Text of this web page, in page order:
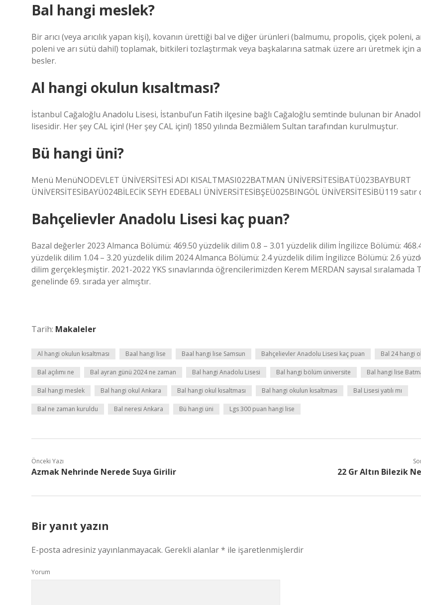
Bal hangi meslek?
Bir arıcı (veya arıcılık yapan kişi), kovanın ürettiği bal ve diğer ürünleri (balmumu, propolis, çiçek poleni,
poleni ve arı sütü dahil) toplamak, bitkileri tozlaştırmak veya başkalarına satmak üzere arı üretmek için
besler.
Al hangi okulun kısaltması?
İstanbul Cağaloğlu Anadolu Lisesi, İstanbul’un Fatih ilçesine bağlı Cağaloğlu semtinde bulunan bir
lisesidir. Her şey CAL için! (Her şey CAL için!) 1850 yılında Bezmiâlem Sultan tarafından kurulmuştur.
Bü hangi üni?
Menü MenüNODEVLET ÜNİVERSİTESİ ADI KISALTMASI022BATMAN ÜNİVERSİTESİBATÜ023BAYBURT
ÜNİVERSİTESİBAYÜ024BİLECİK SEYH EDEBALI ÜNİVERSİTESİBŞEÜ025BINGÖL ÜNİVERSİTESİBÜ119 satır
Bahçelievler Anadolu Lisesi kaç puan?
Bazal değerler 2023 Almanca Bölümü: 469.50 yüzdelik dilim 0.8 – 3.01 yüzdelik dilim İngilizce Bölümü:
yüzdelik dilim 1.04 – 3.20 yüzdelik dilim 2024 Almanca Bölümü: 2.4 yüzdelik dilim İngilizce Bölümü: 2.6
dilim gerçekleşmiştir. 2021-2022 YKS sınavlarında öğrencilerimizden Kerem MERDAN sayısal sıralamada
genelinde 69. sırada yer almıştır.
Tarih: Makaleler
Al hangi okulun kısaltması Baal hangi lise Baal hangi lise Samsun Bahçelievler Anadolu Lisesi kaç puan Bal 24 hangi
Bal açılımı ne Bal ayran günü 2024 ne zaman Bal hangi Anadolu Lisesi Bal hangi bölüm üniversite Bal hangi lise
Bal hangi meslek Bal hangi okul Ankara Bal hangi okul kısaltması Bal hangi okulun kısaltması Bal Lisesi yatılı mı
Bal ne zaman kuruldu Bal neresi Ankara Bü hangi üni Lgs 300 puan hangi lise
Önceki Yazı
Azmak Nehrinde Nerede Suya Girilir 22 Gr Altın Bilezik
Bir yanıt yazın
E-posta adresiniz yayınlanmayacak. Gerekli alanlar* ile işaretlenmişlerdir
Yorum